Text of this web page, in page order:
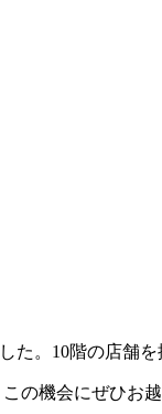
。10階の店舗を
の機会にぜひお越